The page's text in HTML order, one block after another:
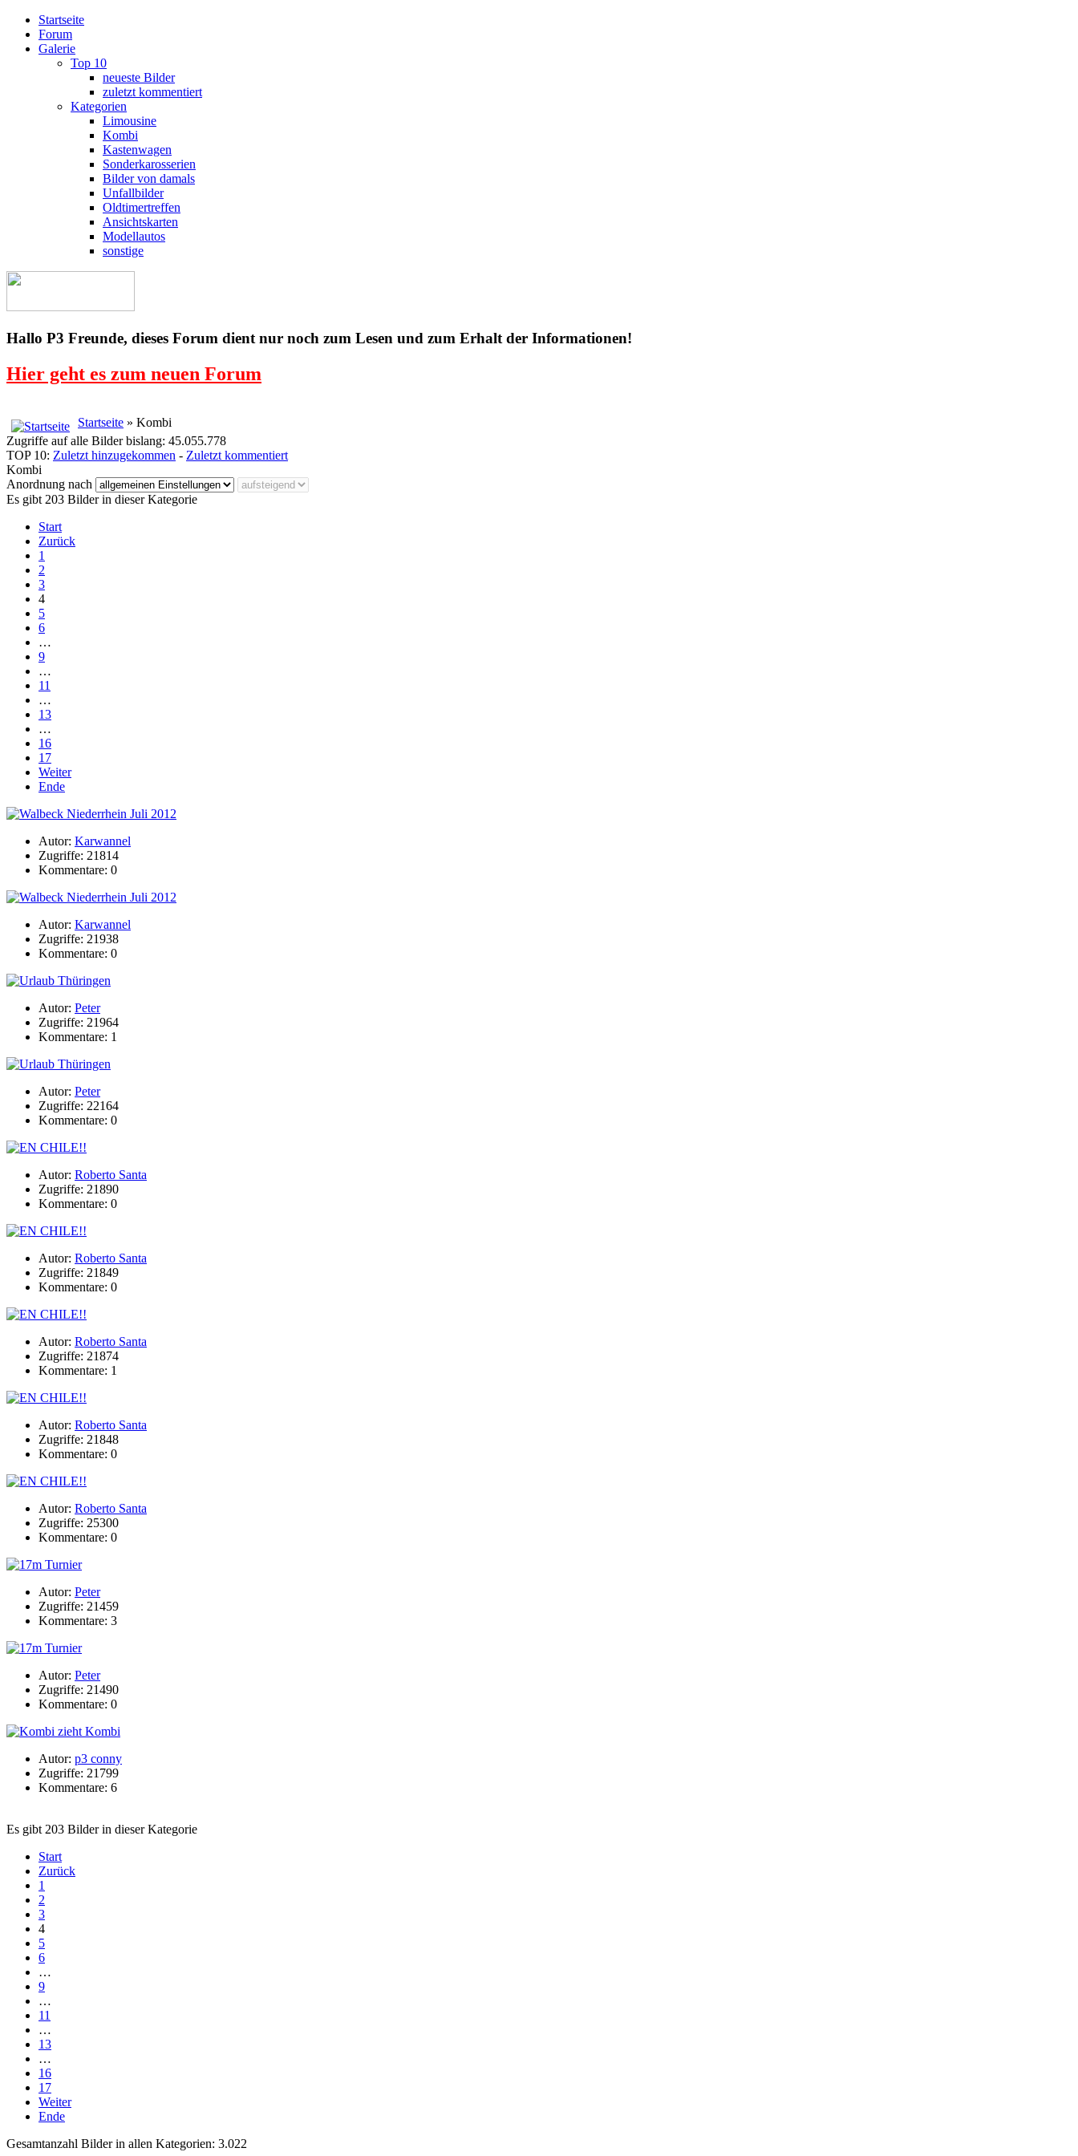
Startseite
Forum
Galerie
Top 10
neueste Bilder
zuletzt kommentiert
Kategorien
Limousine
Kombi
Kastenwagen
Sonderkarosserien
Bilder von damals
Unfallbilder
Oldtimertreffen
Ansichtskarten
Modellautos
sonstige
Hallo P3 Freunde, dieses Forum dient nur noch zum Lesen und zum Erhalt der Informationen!
Hier geht es zum neuen Forum
Startseite » Kombi
Zugriffe auf alle Bilder bislang: 45.055.778
TOP 10: Zuletzt hinzugekommen - Zuletzt kommentiert
Kombi
Anordnung nach
Es gibt 203 Bilder in dieser Kategorie
Start
Zurück
1
2
3
4
5
6
…
9
…
11
…
13
…
16
17
Weiter
Ende
Autor: Karwannel
Zugriffe: 21814
Kommentare: 0
Autor: Karwannel
Zugriffe: 21938
Kommentare: 0
Autor: Peter
Zugriffe: 21964
Kommentare: 1
Autor: Peter
Zugriffe: 22164
Kommentare: 0
Autor: Roberto Santa
Zugriffe: 21890
Kommentare: 0
Autor: Roberto Santa
Zugriffe: 21849
Kommentare: 0
Autor: Roberto Santa
Zugriffe: 21874
Kommentare: 1
Autor: Roberto Santa
Zugriffe: 21848
Kommentare: 0
Autor: Roberto Santa
Zugriffe: 25300
Kommentare: 0
Autor: Peter
Zugriffe: 21459
Kommentare: 3
Autor: Peter
Zugriffe: 21490
Kommentare: 0
Autor: p3 conny
Zugriffe: 21799
Kommentare: 6
Es gibt 203 Bilder in dieser Kategorie
Start
Zurück
1
2
3
4
5
6
…
9
…
11
…
13
…
16
17
Weiter
Ende
Gesamtanzahl Bilder in allen Kategorien: 3.022